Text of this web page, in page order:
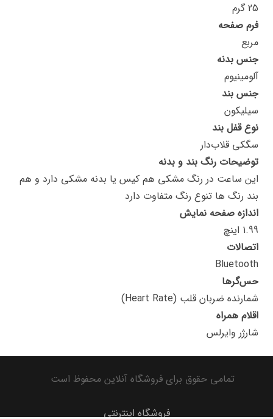
25 گرم
فرم صفحه
مربع
جنس بدنه
آلومینیوم
جنس بند
سیلیکون
نوع قفل بند
سگکی قلاب‌دار
توضیحات رنگ بند و بدنه
این ساعت در رنگ مشکی هم کیس یا بدنه مشکی دارد و هم
بند رنگ ها تنوع رنگ متفاوت دارد
اندازه صفحه نمایش
1.99 اینچ
اتصالات
Bluetooth
حس‌گرها
شمارنده ضربان قلب (Heart Rate)
اقلام همراه
شارژر وایرلس
تمامی حقوق برای فروشگاه آنلاین محفوظ است
فروشگاه اینترنتی